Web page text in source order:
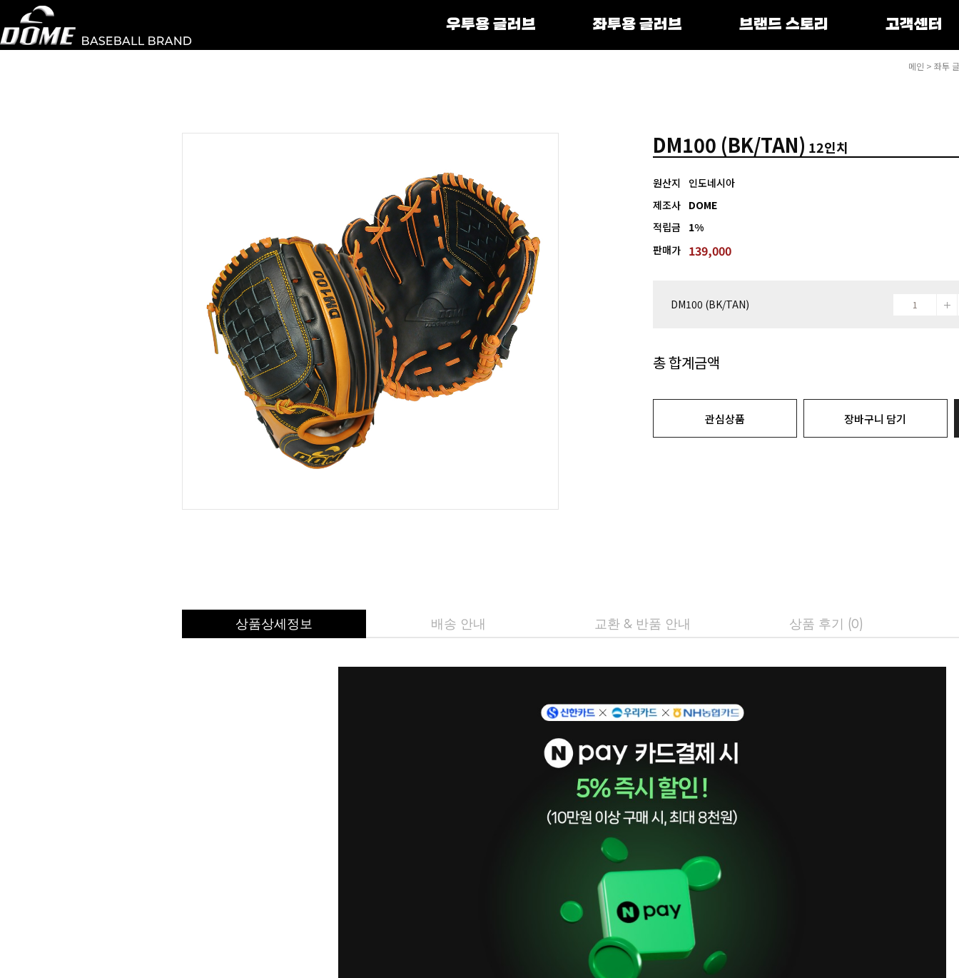
우투용 글러브 좌투용 글러브 브랜드 스토리 고객센터
메인 > 좌투
DM100 (BK/TAN) 12인치
원산지
인도네시아
제조사 DOME
적립금
1%
판매가 139,000
DM100 (BK/TAN)
총 합계금액
관심상품 장바구니 담기
상품상세정보 배송 안내 교환 & 반품 안내 상품 후기 (0)